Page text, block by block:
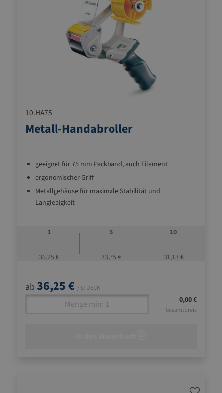
10.HA75
Metall-Handabroller
geeignet für 75 mm Packband, auch Filament
ergonomischer Griff
Metallgehäuse für maximale Stabilität und
Langlebigkeit
1
36,25 €
5
33,75 €
10
31,13 €
ab 36,25 € / STUECK
0,00 €
Gesamtpreis